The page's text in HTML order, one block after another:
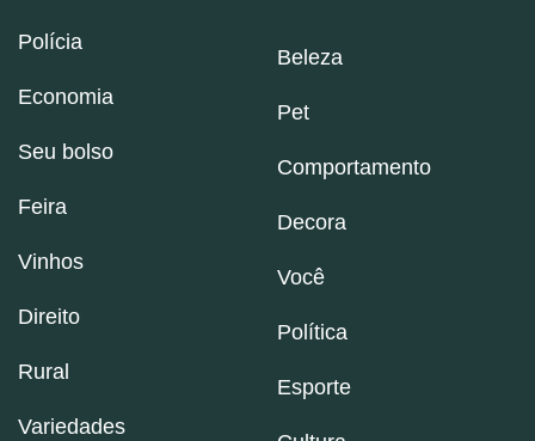
Polícia
Economia
Seu bolso
Feira
Vinhos
Direito
Rural
Variedades
Beleza
Pet
Comportamento
Decora
Você
Política
Esporte